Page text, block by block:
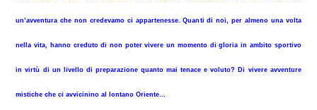
un’avventura che non credevamo ci appartenesse. Quanti di noi, per almeno una volta
nella vita, hanno creduto di non poter vivere un momento di gloria in ambito sportivo
in virtù di un livello di preparazione quanto mai tenace e voluto? Di vivere avventure
mistiche che ci avvicinino al lontano Oriente…